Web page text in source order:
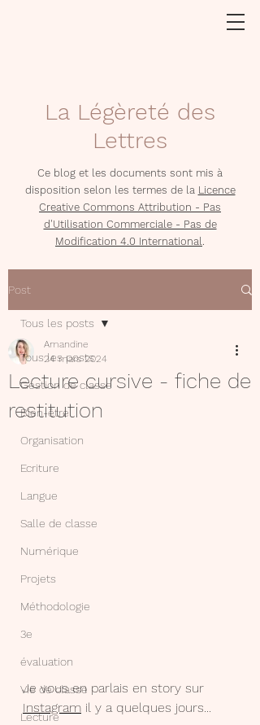
La Légèreté des
Lettres
Ce blog et les documents sont mis à
disposition selon les termes de la Licence
Creative Commons Attribution - Pas
d'Utilisation Commerciale - Pas de
Modification 4.0 International.
Post
Tous les posts
Gestion de classe
Bien-être
Organisation
Ecriture
Langue
Salle de classe
Numérique
Projets
Méthodologie
3e
évaluation
Vie de classe
Lecture
Tous les posts
Lecture cursive - fiche de
restitution
Amandine
24 mars 2024
Je vous en parlais en story sur
Instagram il y a quelques jours...